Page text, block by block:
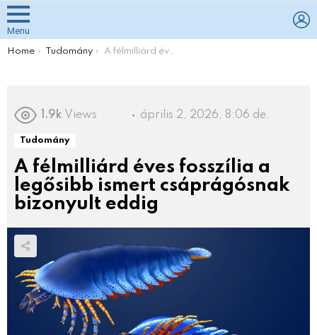
Menu
You are here:
Home Tudomány A félmilliárd éves fosszília a legősibb ismert csáprágósnak bizonyult eddig
1.9k Views április 2, 2026, 8:06 de.
Tudomány
A félmilliárd éves fosszília a
legősibb ismert csáprágósnak
bizonyult eddig